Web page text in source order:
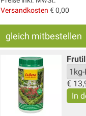
Versandkosten € 0,00
gleich mitbestellen
€